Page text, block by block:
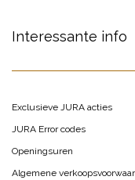
Interessante info
Exclusieve JURA acties
JURA Error codes
Openingsuren
Algemene